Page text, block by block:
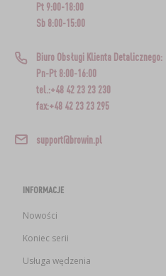
Pt 9:00-18:00
Sb 8:00-15:00
Biuro Obsługi Klienta Detalicznego:
Pn-Pt 8:00-16:00
tel.:+48 42 23 23 230
fax:+48 42 23 23 295
support@browin.pl
INFORMACJE
Nowości
Koniec serii
Usługa wędzenia